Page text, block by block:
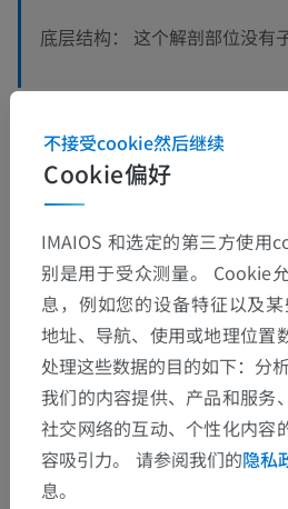
底层结构： 这个解剖部位没有
翻译
发现错误？
欢迎提出更正、翻译或内容改
检举错
下载APP
Cookie偏好
不接受cookie然后继续
IMAIOS 和选定的第三方使用
别是用于受众测量。 Cookie
息，例如您的设备特征以及
地址、导航、使用或地理位置
处理这些数据的目的如下：分
我们的内容提供、产品和服务
社交网络的互动、个性化内容
容吸引力。 请参阅我们的隐私
息。